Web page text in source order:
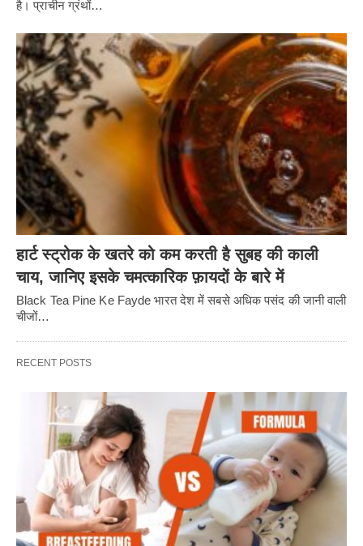
है। प्राचीन ग्रंथों…
हार्ट स्ट्रोक के खतरे को कम करती है सुबह की काली
चाय, जानिए इसके चमत्कारिक फ़ायदों के बारे में
Black Tea Pine Ke Fayde भारत देश में सबसे अधिक पसंद की जानी वाली
चीजों…
RECENT POSTS